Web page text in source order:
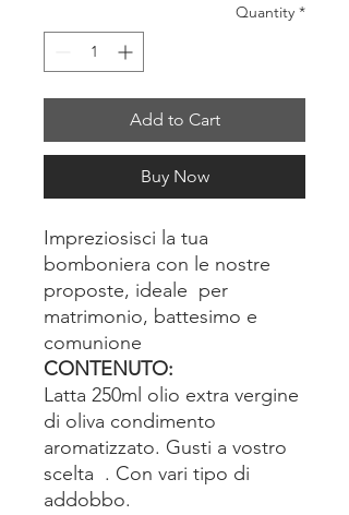
Quantity *
Add to Cart
Buy Now
Impreziosisci la tua
bomboniera con le nostre
proposte, ideale per
matrimonio, battesimo e
comunione
CONTENUTO:
Latta 250ml olio extra vergine
di oliva condimento
aromatizzato. Gusti a vostro
scelta . Con vari tipo di
addobbo.